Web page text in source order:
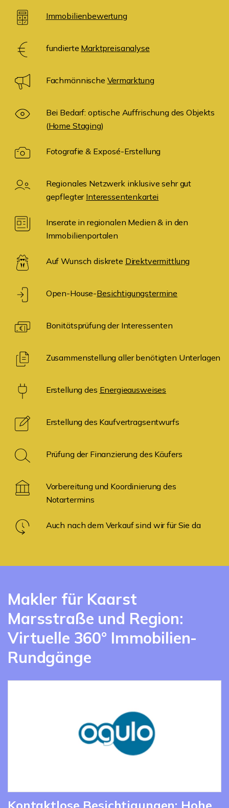
Immobilienbewertung
fundierte Marktpreisanalyse
Fachmännische Vermarktung
Bei Bedarf: optische Auffrischung des Objekts
(Home Staging)
Fotografie & Exposé-Erstellung
Regionales Netzwerk inklusive sehr gut
gepflegter Interessentenkartei
Inserate in regionalen Medien & in den
Immobilienportalen
Auf Wunsch diskrete Direktvermittlung
Open-House-Besichtigungstermine
Bonitätsprüfung der Interessenten
Zusammenstellung aller benötigten Unterlagen
Erstellung des Energieausweises
Erstellung des Kaufvertragsentwurfs
Prüfung der Finanzierung des Käufers
Vorbereitung und Koordinierung des
Notartermins
Auch nach dem Verkauf sind wir für Sie da
Makler für Kaarst
Marsstraße und Region:
Virtuelle 360° Immobilien-
Rundgänge
Kontaktlose Besichtigungen: Hohe